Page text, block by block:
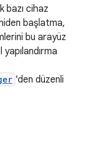
bazı cihaz
başlatma,
bu arayüz
'den düzenli